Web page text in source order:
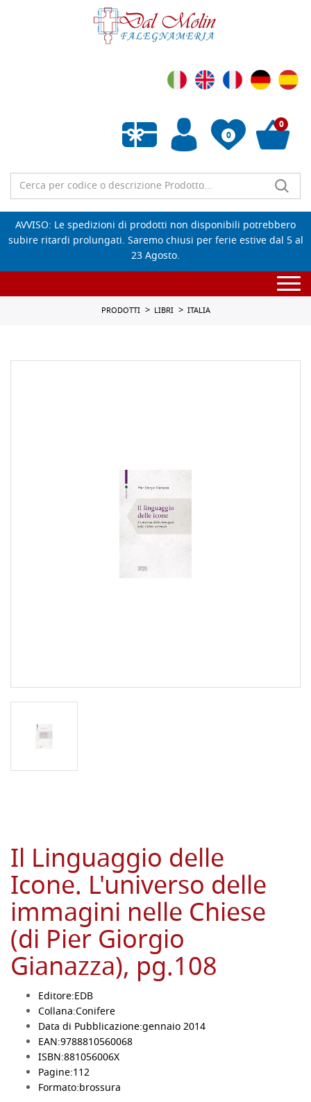
0
Wishlist vuota
0
AVVISO: Le spedizioni di prodotti non disponibili potrebbero
subire ritardi prolungati. Saremo chiusi per ferie estive dal 5 al
23 Agosto.
PRODOTTI LIBRI ITALIA
Il Linguaggio delle
Icone. L'universo delle
immagini nelle Chiese
(di Pier Giorgio
Gianazza), pg.108
Editore:EDB
Collana:Conifere
Data di Pubblicazione:gennaio 2014
EAN:9788810560068
ISBN:881056006X
Pagine:112
Formato:brossura